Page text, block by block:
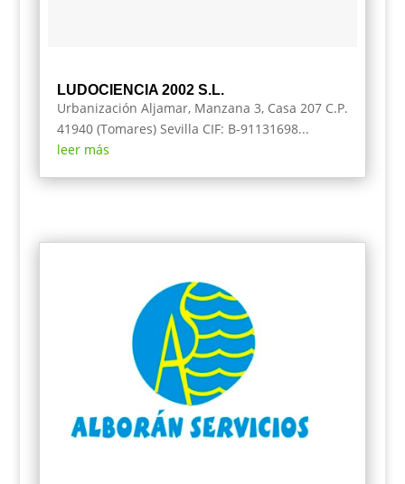
LUDOCIENCIA 2002 S.L.
Urbanización Aljamar, Manzana 3, Casa 207 C.P.
41940 (Tomares) Sevilla CIF: B-91131698...
leer más